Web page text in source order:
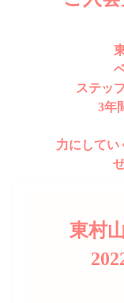
ステッ
3年
力にしてい
東村